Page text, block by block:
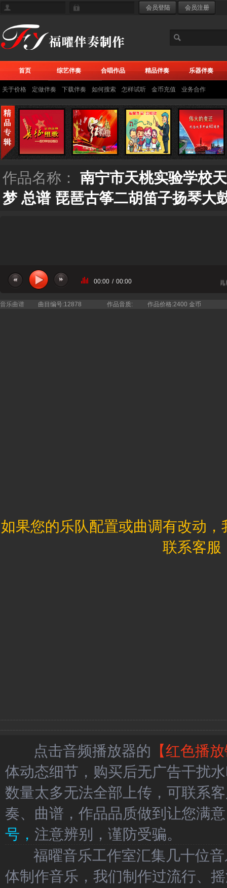
首页 综艺伴奏 合唱作品 精品伴奏 乐器伴奏
关于价格 定做伴奏 下载伴奏 如何搜索 怎样试听 金币充值 业务合作
作品名称： 南宁市天桃实验学校
梦 总谱 琵琶古筝二胡笛子扬琴大
当前曲目：南宁市天桃实验学校天籁桃韵少儿
00:00 / 00:00
音乐曲谱 曲目编号:12878 作品音质: 作品价格:2400 金币
如果您的乐队配置或曲调有改动
联系客服
点击音频播放器的 【红色播
体动态细节，购买后无广告干扰
数量太多无法全部上传，可联系
奏、曲谱，作品品质做到让您满
号， 注意辨别，谨防受骗。
福曜音乐工作室汇集几十位音
体制作音乐，我们制作过流行、